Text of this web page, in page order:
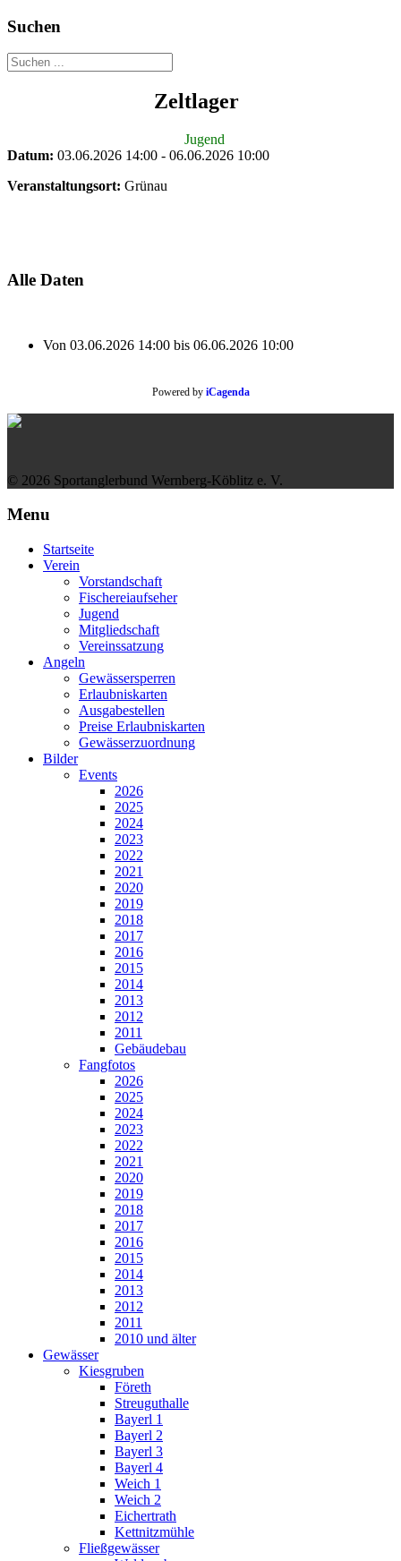
Suchen
Zeltlager
Jugend
Datum: 03.06.2026 14:00 - 06.06.2026 10:00
Veranstaltungsort: Grünau
Alle Daten
Von 03.06.2026 14:00 bis 06.06.2026 10:00
Powered by iCagenda
© 2026 Sportanglerbund Wernberg-Köblitz e. V.
Menu
Startseite
Verein
Vorstandschaft
Fischereiaufseher
Jugend
Mitgliedschaft
Vereinssatzung
Angeln
Gewässersperren
Erlaubniskarten
Ausgabestellen
Preise Erlaubniskarten
Gewässerzuordnung
Bilder
Events
2026
2025
2024
2023
2022
2021
2020
2019
2018
2017
2016
2015
2014
2013
2012
2011
Gebäudebau
Fangfotos
2026
2025
2024
2023
2022
2021
2020
2019
2018
2017
2016
2015
2014
2013
2012
2011
2010 und älter
Gewässer
Kiesgruben
Företh
Streuguthalle
Bayerl 1
Bayerl 2
Bayerl 3
Bayerl 4
Weich 1
Weich 2
Eichertrath
Kettnitzmühle
Fließgewässer